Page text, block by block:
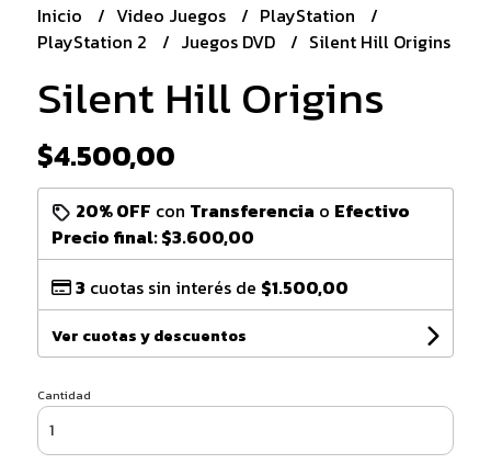
Inicio Video Juegos
PlayStation
PlayStation 2
Juegos DVD Silent Hill Origins
Silent Hill Origins
$4.500,00
20% OFF con Transferencia o Efectivo
Precio final:$3.600,00
3 cuotas sin interés de $1.500,00
Ver cuotas y descuentos
Cantidad